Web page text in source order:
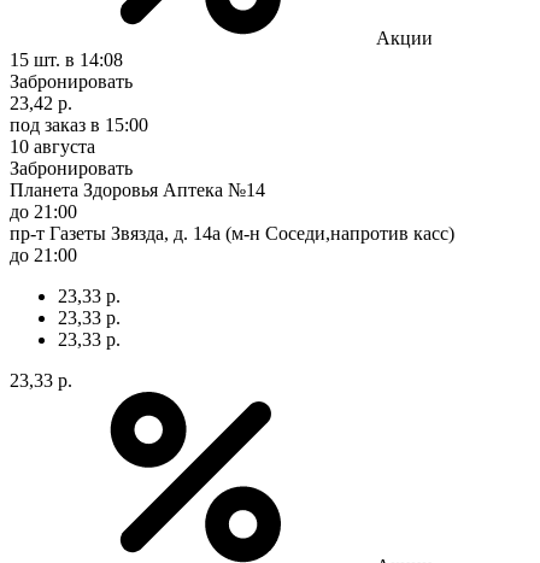
Акции
15 шт. в 14:08
Забронировать
23,42 р.
под заказ в 15:00
10 августа
Забронировать
Планета Здоровья Аптека №14
до 21:00
пр-т Газеты Звязда, д. 14а (м-н Соседи,напротив касс)
до 21:00
23,33 р.
23,33 р.
23,33 р.
23,33 р.